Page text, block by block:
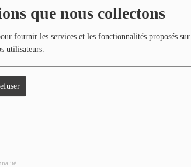
que nous collectons
fournir les services et les fonctionnalités proposés
utilisateurs.